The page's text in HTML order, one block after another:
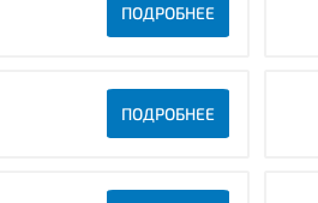
ПОДРОБНЕЕ
ПОДРОБНЕЕ